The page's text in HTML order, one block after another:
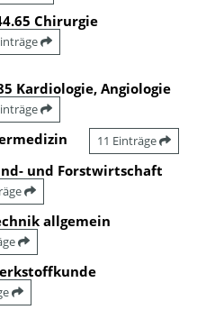
Chirurgie
Kardiologie, Angiologie
11 Einträge
und Forstwirtschaft
allgemein